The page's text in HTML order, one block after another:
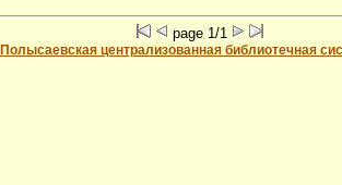
page 1/1
централизованная библиотечная